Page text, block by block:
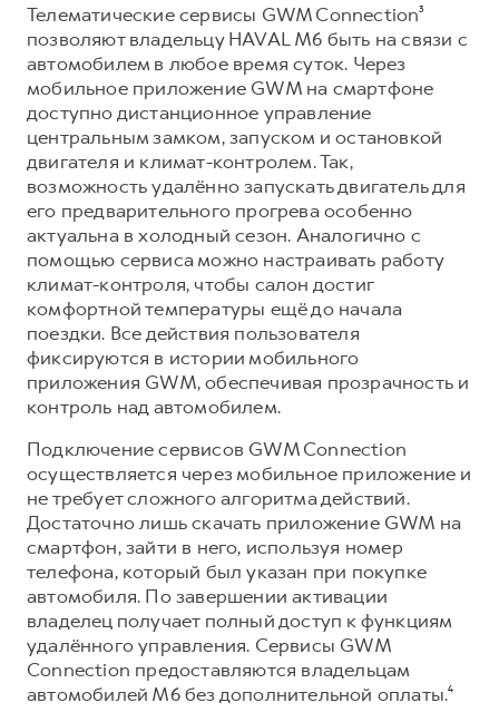
Телематические сервисы GWM Connection³
позволяют владельцу HAVAL M6 быть на связи с
автомобилем в любое время суток. Через
мобильное приложение GWM на смартфоне
доступно дистанционное управление
центральным замком, запуском и остановкой
двигателя и климат-контролем. Так,
возможность удалённо запускать двигатель для
его предварительного прогрева особенно
актуальна в холодный сезон. Аналогично с
помощью сервиса можно настраивать работу
климат-контроля, чтобы салон достиг
комфортной температуры ещё до начала
поездки. Все действия пользователя
фиксируются в истории мобильного
приложения GWM, обеспечивая прозрачность и
контроль над автомобилем.
Подключение сервисов GWM Connection
осуществляется через мобильное приложение и
не требует сложного алгоритма действий.
Достаточно лишь скачать приложение GWM на
смартфон, зайти в него, используя номер
телефона, который был указан при покупке
автомобиля. По завершении активации
владелец получает полный доступ к функциям
удалённого управления. Сервисы GWM
Connection предоставляются владельцам
автомобилей М6 без дополнительной оплаты.⁴